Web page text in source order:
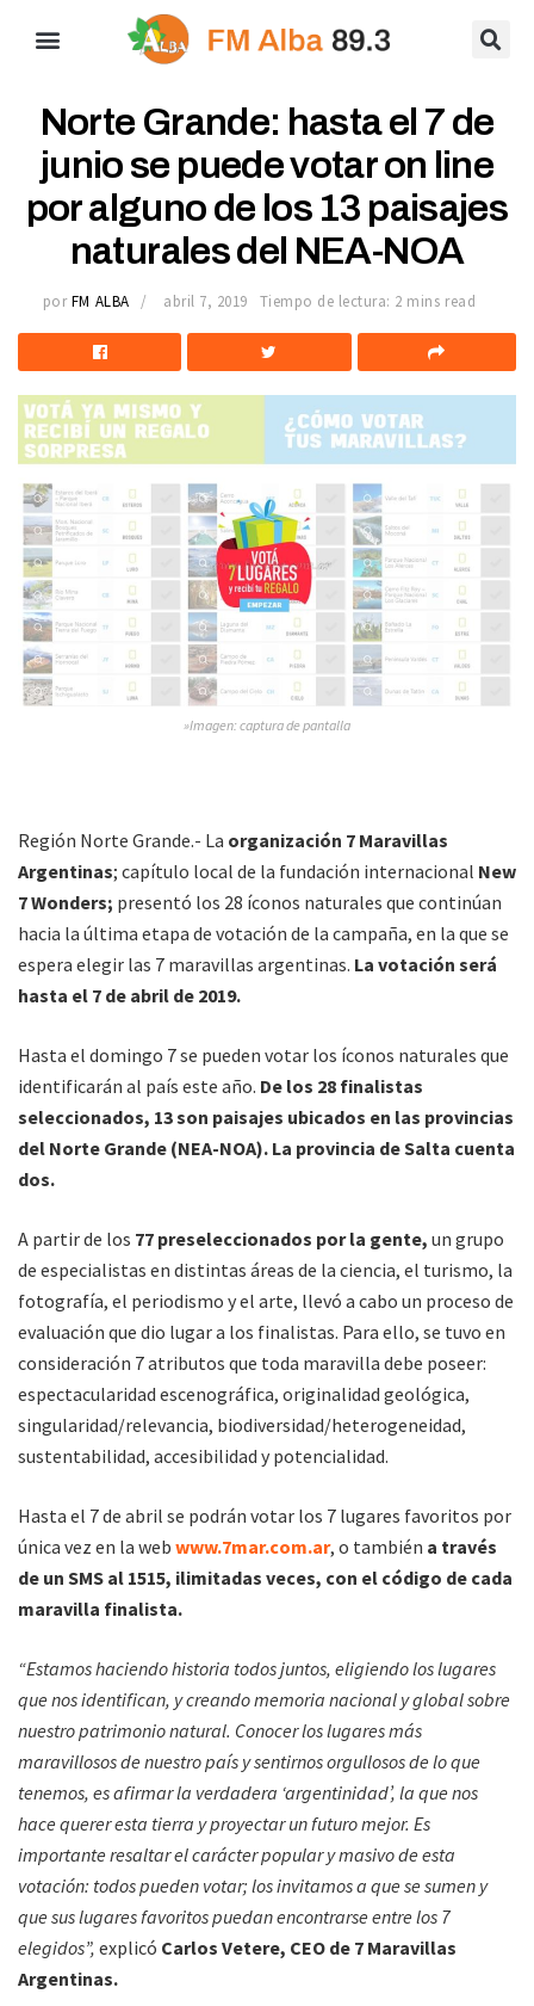
Norte Grande: hasta el 7 de
junio se puede votar on line
por alguno de los 13 paisajes
naturales del NEA-NOA
por FM ALBA abril 7, 2019 Tiempo de lectura: 2 mins read
»Imagen: captura de pantalla
Región Norte Grande.- La organización 7 Maravillas
Argentinas; capítulo local de la fundación internacional New
7 Wonders; presentó los 28 íconos naturales que continúan
hacia la última etapa de votación de la campaña, en la que se
espera elegir las 7 maravillas argentinas. La votación será
hasta el 7 de abril de 2019.
Hasta el domingo 7 se pueden votar los íconos naturales que
identificarán al país este año. De los 28 finalistas
seleccionados, 13 son paisajes ubicados en las provincias
del Norte Grande (NEA-NOA). La provincia de Salta cuenta
dos.
A partir de los 77 preseleccionados por la gente, un grupo
de especialistas en distintas áreas de la ciencia, el turismo, la
fotografía, el periodismo y el arte, llevó a cabo un proceso de
evaluación que dio lugar a los finalistas. Para ello, se tuvo en
consideración 7 atributos que toda maravilla debe poseer:
espectacularidad escenográfica, originalidad geológica,
singularidad/relevancia, biodiversidad/heterogeneidad,
sustentabilidad, accesibilidad y potencialidad.
Hasta el 7 de abril se podrán votar los 7 lugares favoritos por
única vez en la web www.7mar.com.ar, o también a través
de un SMS al 1515, ilimitadas veces, con el código de cada
maravilla finalista.
“Estamos haciendo historia todos juntos, eligiendo los lugares
que nos identifican, y creando memoria nacional y global sobre
nuestro patrimonio natural. Conocer los lugares más
maravillosos de nuestro país y sentirnos orgullosos de lo que
tenemos, es afirmar la verdadera ‘argentinidad’, la que nos
hace querer esta tierra y proyectar un futuro mejor. Es
importante resaltar el carácter popular y masivo de esta
votación: todos pueden votar; los invitamos a que se sumen y
que sus lugares favoritos puedan encontrarse entre los 7
elegidos”, explicó Carlos Vetere, CEO de 7 Maravillas
Argentinas.